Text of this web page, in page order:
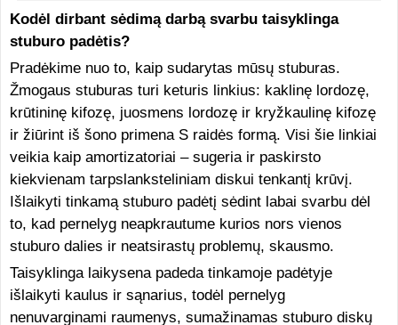
Kodėl dirbant sėdimą darbą svarbu taisyklinga
stuburo padėtis?
Pradėkime nuo to, kaip sudarytas mūsų stuburas.
Žmogaus stuburas turi keturis linkius: kaklinę lordozę,
krūtininę kifozę, juosmens lordozę ir kryžkaulinę kifozę
ir žiūrint iš šono primena S raidės formą. Visi šie linkiai
veikia kaip amortizatoriai – sugeria ir paskirsto
kiekvienam tarpslanksteliniam diskui tenkantį krūvį.
Išlaikyti tinkamą stuburo padėtį sėdint labai svarbu dėl
to, kad pernelyg neapkrautume kurios nors vienos
stuburo dalies ir neatsirastų problemų, skausmo.
Taisyklinga laikysena padeda tinkamoje padėtyje
išlaikyti kaulus ir sąnarius, todėl pernelyg
nenuvarginami raumenys, sumažinamas stuburo diskų